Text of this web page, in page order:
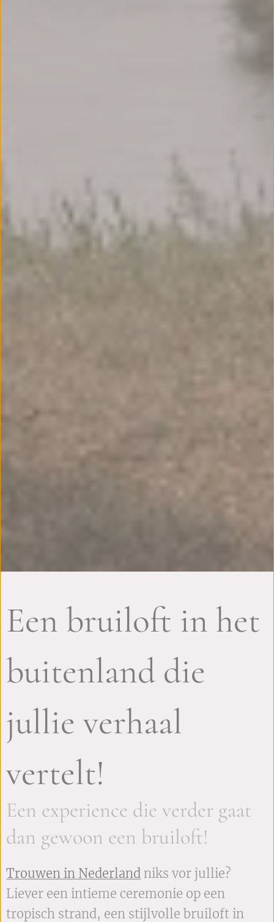
Een bruiloft in het
buitenland die
jullie verhaal
vertelt!
Een experience die verder gaat
dan gewoon een bruiloft!
Trouwen in Nederland niks vor jullie?
Liever een intieme ceremonie op een
tropisch strand, een stijlvolle bruiloft in